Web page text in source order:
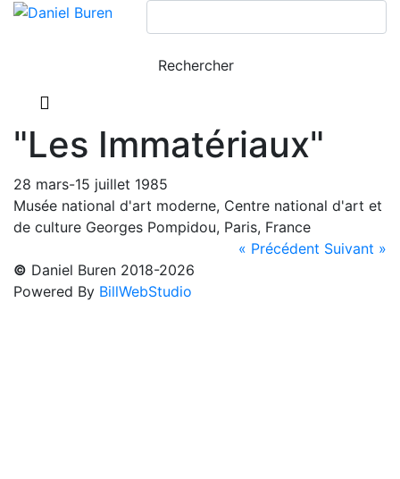
"Les Immatériaux"
28 mars-15 juillet 1985
Musée national d'art moderne, Centre national d'art et
de culture Georges Pompidou, Paris, France
« Précédent Suivant »
© Daniel Buren 2018-2026
Powered By BillWebStudio